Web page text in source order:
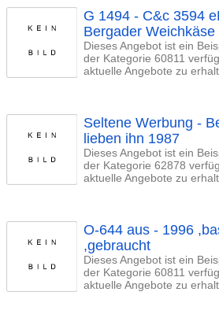
G 1494 - C&c 3594
Bergader Weichkäse
Dieses Angebot ist ein
der Kategorie 60811
aktuelle Angebote zu
Seltene Werbung -
lieben ihn 1987
Dieses Angebot ist ein
der Kategorie 62878
aktuelle Angebote zu
O-644 aus - 1996
,gebraucht
Dieses Angebot ist ein
der Kategorie 60811
aktuelle Angebote zu